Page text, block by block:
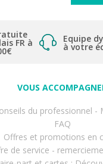
FR à Equipe
à votre
VOUS
du professionnel -
FAQ
Offres et promotions en
de service -